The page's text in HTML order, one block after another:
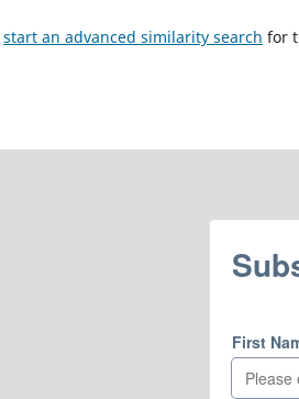
start an advanced similarity search for